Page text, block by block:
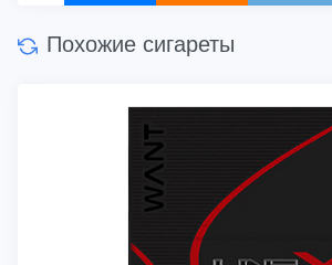
Похожие сигареты